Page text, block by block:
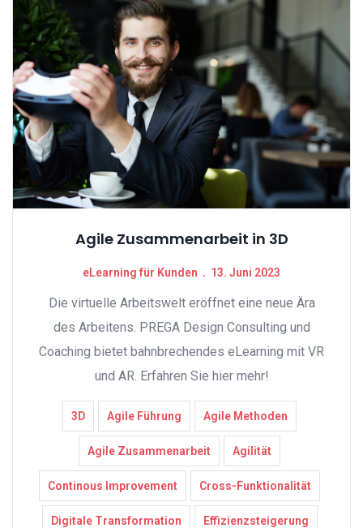
Agile Zusammenarbeit in 3D
eLearning für Kunden 13. Juni 2023
Die virtuelle Arbeitswelt eröffnet eine neue Ära
des Arbeitens. PREGA Design Consulting und
Coaching bietet bahnbrechendes eLearning mit VR
und AR. Erfahren Sie hier mehr!
3D Agile Führung Agile Methoden
Agile Zusammenarbeit Agilität
Continous Improvement Cross-Funktionalität
Digitale Transformation Effizienzsteigerung